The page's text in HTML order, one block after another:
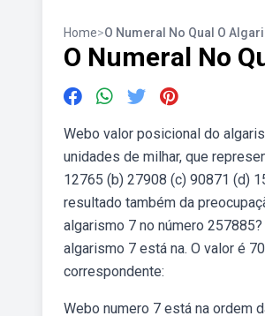
Home>O Numeral No Qual O
O Numeral No
Webo valor posicional do
unidades de milhar, que
12765 (b) 27908 (c) 90871 (d)
resultado também da
algarismo 7 no número
algarismo 7 está na. O valor é
correspondente:
Webo numero 7 está na ordem